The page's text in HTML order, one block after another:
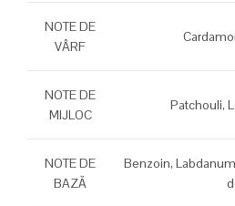
NOTE DE
VÂRF
NOTE DE
MIJLOC
Patchouli,
NOTE DE
BAZĂ
Benzoin,